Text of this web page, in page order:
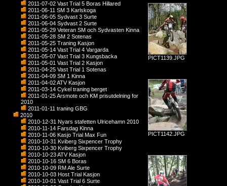
2011-07-02 Vast Trial 5 Boras Hillared
2011-06-11 SM 3 Karlskoga
2011-06-05 Sydvast 3 Surte
2011-06-04 Sydvast 2 Surte
2011-05-29 Veteran SM och Sydvasten Kinna
2011-05-28 SM 2 Sotenas
2011-05-25 Traning Kasjon
2011-05-14 Vast Trial 4 Vargarda
2011-05-07 Vast Trial 3 Kungsbacka
2011-05-01 Vast Trial 2 Kasjon
2011-04-25 Vast Trial 1 Sotenas
2011-04-09 SM 1 Kinna
2011-04-02 ATV Kasjon
2011-03-14 Cykel traning berget
2011-01-25 Arsmote och KM prisutdelning for
2010
2011-01-11 traning GBG
2010
2010-12-31 Nyars stafetten Ulricehamn 2010
2010-11-14 Farsdag Kinna
2010-11-06 Kasjo Trial Max Fun
2010-10-31 Kviberg Sixpencer Trophy
2010-10-30 Kviberg Sixpencer Trophy
2010-10-23 ATV Kasjon
2010-10-16 SM 6 Boras
2010-10-09 RM Ale Surte
2010-10-03 Host Trial Kasjon
2010-10-01 Vast Trial 6 Surte
PICT1139.JPG
PICT1142.JPG